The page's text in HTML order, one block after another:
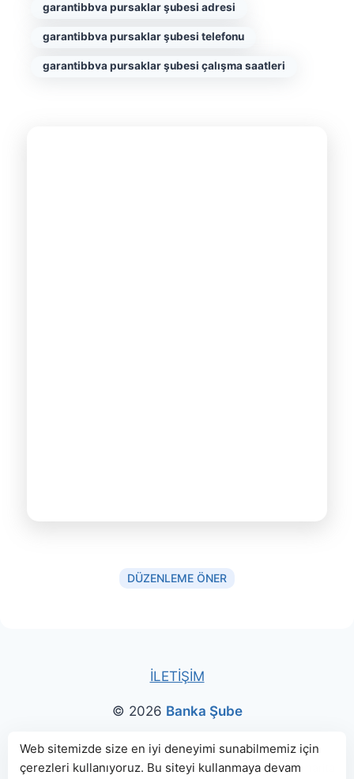
garantibbva pursaklar şubesi adresi
garantibbva pursaklar şubesi telefonu
garantibbva pursaklar şubesi çalışma saatleri
DÜZENLEME ÖNER
İLETİŞİM
© 2026 Banka Şube
Bu sitede paylaşılan banka bilgileri için kaynak olarak
genellikle TBBveBDDKweb sitelerinden faydalanılmış, harita
Web sitemizde size en iyi deneyimi sunabilmemiz için
çerezleri kullanıyoruz. Bu siteyi kullanmaya devam